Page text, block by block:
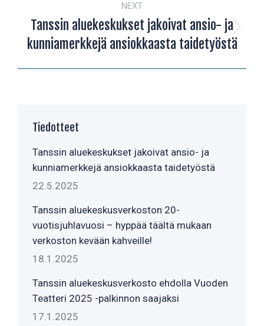
NEXT
Next
post:
Tanssin aluekeskukset jakoivat ansio- ja
kunniamerkkejä ansiokkaasta taidetyöstä
Tiedotteet
Tanssin aluekeskukset jakoivat ansio- ja
kunniamerkkejä ansiokkaasta taidetyöstä
22.5.2025
Tanssin aluekeskusverkoston 20-
vuotisjuhlavuosi – hyppää täältä mukaan
verkoston kevään kahveille!
18.1.2025
Tanssin aluekeskusverkosto ehdolla Vuoden
Teatteri 2025 -palkinnon saajaksi
17.1.2025